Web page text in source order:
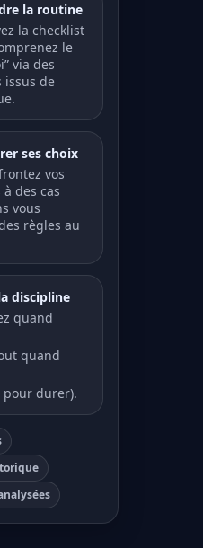
la routine
la checklist
le
via des
issus de
ses choix
vos
des cas
vous
règles au
discipline
quand
quand
pour durer).